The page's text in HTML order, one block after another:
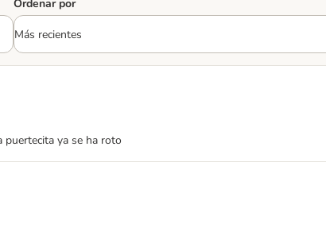
Ordenar por
ya se ha roto